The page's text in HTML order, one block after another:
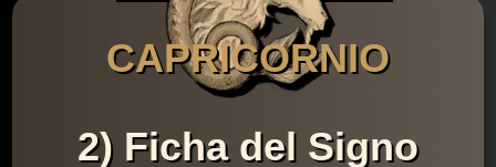
CAPRICORNIO
2) Ficha del Signo